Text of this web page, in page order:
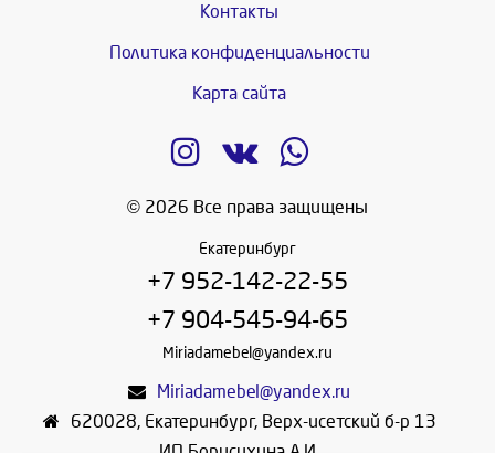
Контакты
Политика конфиденциальности
Карта сайта
© 2026 Все права защищены
Екатеринбург
+7 952-142-22-55
+7 904-545-94-65
Miriadamebel@yandex.ru
Miriadamebel@yandex.ru
620028, Екатеринбург, Верх-исетский б-р 13